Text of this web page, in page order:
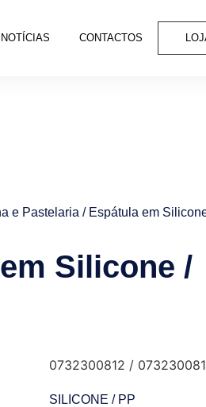
NOTÍCIAS CONTACTOS
e Pastelaria / Espátula em
Silicone /
0732300812 /
SILICONE / PP